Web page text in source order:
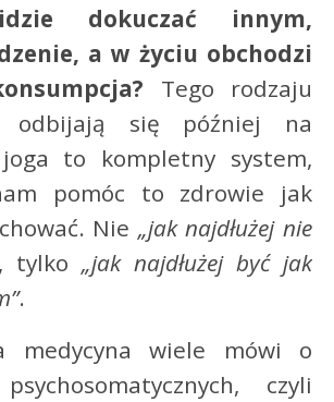
idzie dokuczać innym,
a w życiu obchodzi
Tego rodzaju
odbijają się później na
to kompletny system,
pomóc to zdrowie jak
Nie „jak najdłużej nie
tylko „jak najdłużej być jak
.
medycyna wiele mówi o
czyli